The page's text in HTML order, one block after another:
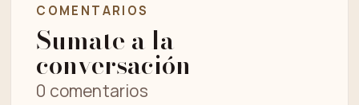
COMENTARIOS
Sumate a la
conversación
0 comentarios